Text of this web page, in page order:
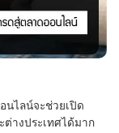
นไลน์จะช่วยเปิด
ต่างประเทศได้มาก